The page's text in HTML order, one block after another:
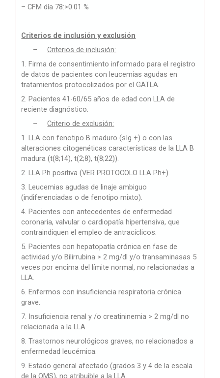
– CFM día 78:>0.01 %
Criterios de inclusión y exclusión
–
Criterios de inclusión:
1. Firma de consentimiento informado para el registro
de datos de pacientes con leucemias agudas en
tratamientos protocolizados por el GATLA.
2. Pacientes 41-60/65 años de edad con LLA de
reciente diagnóstico.
–
Criterio de exclusión:
1. LLA con fenotipo B maduro (sIg +) o con las
alteraciones citogenéticas características de la LLA B
madura (t(8;14), t(2;8), t(8;22)).
2. LLA Ph positiva (VER PROTOCOLO LLA Ph+).
3. Leucemias agudas de linaje ambiguo
(indiferenciadas o de fenotipo mixto).
4. Pacientes con antecedentes de enfermedad
coronaria, valvular o cardiopatía hipertensiva, que
contraindiquen el empleo de antracíclicos.
5. Pacientes con hepatopatía crónica en fase de
actividad y/o Bilirrubina > 2 mg/dl y/o transaminasas 5
veces por encima del límite normal, no relacionadas a
LLA.
6. Enfermos con insuficiencia respiratoria crónica
grave.
7. Insuficiencia renal y /o creatininemia > 2 mg/dl no
relacionada a la LLA.
8. Trastornos neurológicos graves, no relacionados a
enfermedad leucémica.
9. Estado general afectado (grados 3 y 4 de la escala